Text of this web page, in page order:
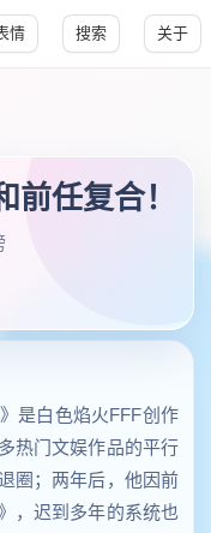
情 搜索 关于
任复合！
是白色焰火FFF创作
热门文娱作品的平行
圈；两年后，他因前
，迟到多年的系统也